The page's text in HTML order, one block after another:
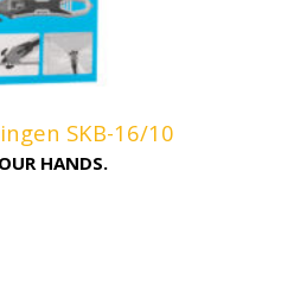
SKB-16/10
HANDS.